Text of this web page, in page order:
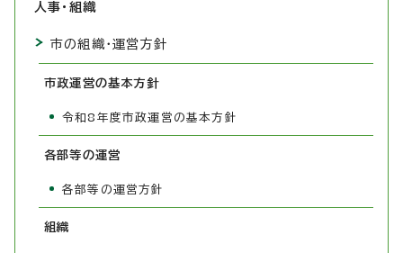
人事・組織
市の組織・運営方針
市政運営の基本方針
令和8年度市政運営の基本方針
各部等の運営
各部等の運営方針
組織